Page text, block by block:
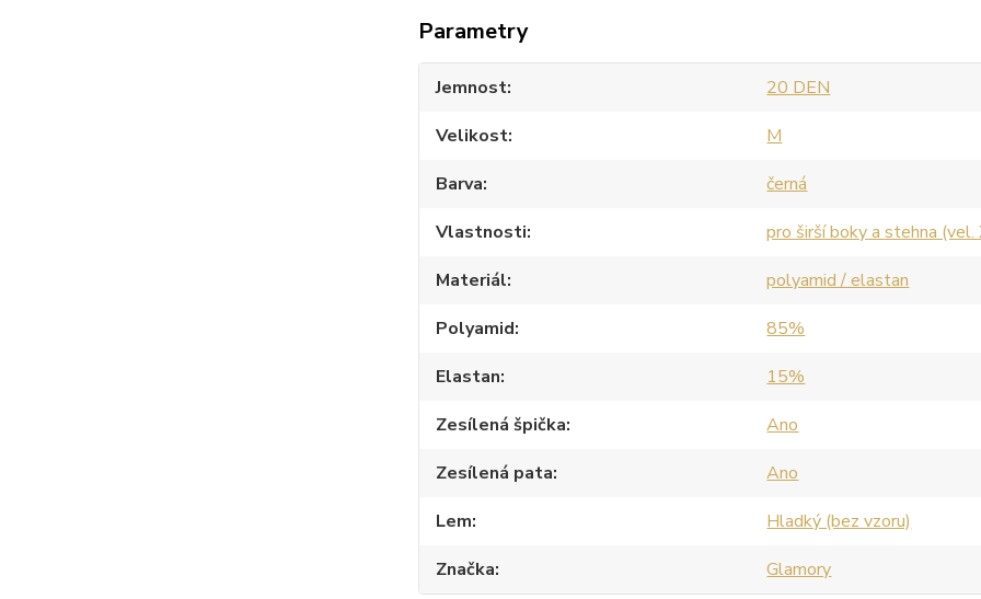
Parametry
Jemnost
20 DEN
Velikost
M
Barva
černá
Vlastnosti
pro širší boky a stehna (vel.
Materiál
polyamid / elastan
Polyamid
85%
Elastan
15%
Zesílená špička
Ano
Zesílená pata
Ano
Lem
Hladký (bez vzoru)
Značka
Glamory